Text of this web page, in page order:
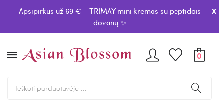
Apsipirkus už 69 € – TRIMAY mini kremas su peptidais
dovanų ✨
x
0